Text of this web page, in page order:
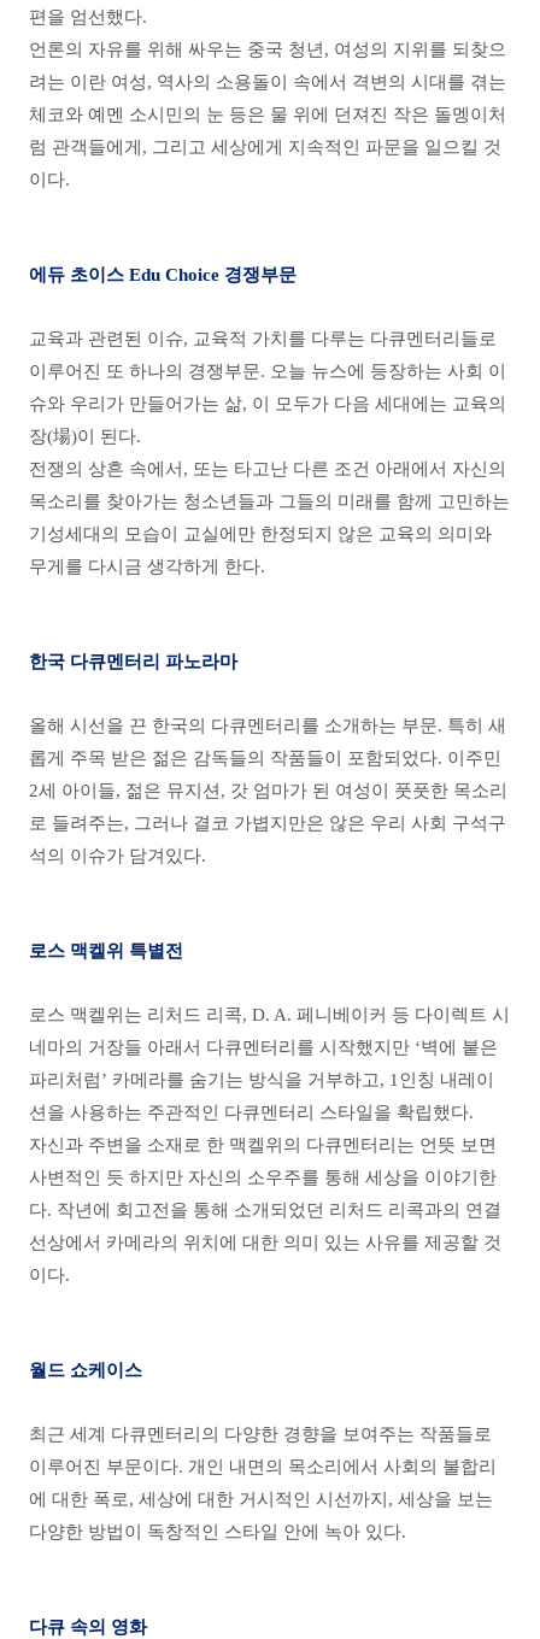
편을 엄선했다.
언론의 자유를 위해 싸우는 중국 청년, 여성의 지위를 되찾으
려는 이란 여성, 역사의 소용돌이 속에서 격변의 시대를 겪는
체코와 예멘 소시민의 눈 등은 물 위에 던져진 작은 돌멩이처
럼 관객들에게, 그리고 세상에게 지속적인 파문을 일으킬 것
이다.
에듀 초이스 Edu Choice 경쟁부문
교육과 관련된 이슈, 교육적 가치를 다루는 다큐멘터리들로
이루어진 또 하나의 경쟁부문. 오늘 뉴스에 등장하는 사회 이
슈와 우리가 만들어가는 삶, 이 모두가 다음 세대에는 교육의
장(場)이 된다.
전쟁의 상흔 속에서, 또는 타고난 다른 조건 아래에서 자신의
목소리를 찾아가는 청소년들과 그들의 미래를 함께 고민하는
기성세대의 모습이 교실에만 한정되지 않은 교육의 의미와
무게를 다시금 생각하게 한다.
한국 다큐멘터리 파노라마
올해 시선을 끈 한국의 다큐멘터리를 소개하는 부문. 특히 새
롭게 주목 받은 젊은 감독들의 작품들이 포함되었다. 이주민
2세 아이들, 젊은 뮤지션, 갓 엄마가 된 여성이 풋풋한 목소리
로 들려주는, 그러나 결코 가볍지만은 않은 우리 사회 구석구
석의 이슈가 담겨있다.
로스 맥켈위 특별전
로스 맥켈위는 리처드 리콕, D. A. 페니베이커 등 다이렉트 시
네마의 거장들 아래서 다큐멘터리를 시작했지만 ‘벽에 붙은
파리처럼’ 카메라를 숨기는 방식을 거부하고, 1인칭 내레이
션을 사용하는 주관적인 다큐멘터리 스타일을 확립했다.
자신과 주변을 소재로 한 맥켈위의 다큐멘터리는 언뜻 보면
사변적인 듯 하지만 자신의 소우주를 통해 세상을 이야기한
다. 작년에 회고전을 통해 소개되었던 리처드 리콕과의 연결
선상에서 카메라의 위치에 대한 의미 있는 사유를 제공할 것
이다.
월드 쇼케이스
최근 세계 다큐멘터리의 다양한 경향을 보여주는 작품들로
이루어진 부문이다. 개인 내면의 목소리에서 사회의 불합리
에 대한 폭로, 세상에 대한 거시적인 시선까지, 세상을 보는
다양한 방법이 독창적인 스타일 안에 녹아 있다.
다큐 속의 영화